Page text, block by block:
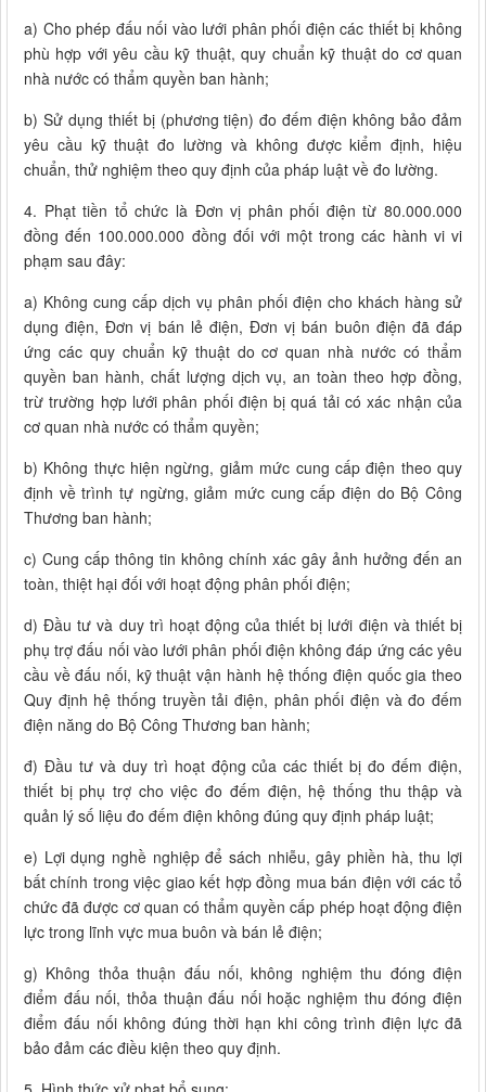
a) Cho phép đấu nối vào lưới phân phối điện các thiết bị không
phù hợp với yêu cầu kỹ thuật, quy chuẩn kỹ thuật do cơ quan
nhà nước có thẩm quyền ban hành;
b) Sử dụng thiết bị (phương tiện) đo đếm điện không bảo đảm
yêu cầu kỹ thuật đo lường và không được kiểm định, hiệu
chuẩn, thử nghiệm theo quy định của pháp luật về đo lường.
4. Phạt tiền tổ chức là Đơn vị phân phối điện từ 80.000.000
đồng đến 100.000.000 đồng đối với một trong các hành vi vi
phạm sau đây:
a) Không cung cấp dịch vụ phân phối điện cho khách hàng sử
dụng điện, Đơn vị bán lẻ điện, Đơn vị bán buôn điện đã đáp
ứng các quy chuẩn kỹ thuật do cơ quan nhà nước có thẩm
quyền ban hành, chất lượng dịch vụ, an toàn theo hợp đồng,
trừ trường hợp lưới phân phối điện bị quá tải có xác nhận của
cơ quan nhà nước có thẩm quyền;
b) Không thực hiện ngừng, giảm mức cung cấp điện theo quy
định về trình tự ngừng, giảm mức cung cấp điện do Bộ Công
Thương ban hành;
c) Cung cấp thông tin không chính xác gây ảnh hưởng đến an
toàn, thiệt hại đối với hoạt động phân phối điện;
d) Đầu tư và duy trì hoạt động của thiết bị lưới điện và thiết bị
phụ trợ đấu nối vào lưới phân phối điện không đáp ứng các yêu
cầu về đấu nối, kỹ thuật vận hành hệ thống điện quốc gia theo
Quy định hệ thống truyền tải điện, phân phối điện và đo đếm
điện năng do Bộ Công Thương ban hành;
đ) Đầu tư và duy trì hoạt động của các thiết bị đo đếm điện,
thiết bị phụ trợ cho việc đo đếm điện, hệ thống thu thập và
quản lý số liệu đo đếm điện không đúng quy định pháp luật;
e) Lợi dụng nghề nghiệp để sách nhiễu, gây phiền hà, thu lợi
bất chính trong việc giao kết hợp đồng mua bán điện với các tổ
chức đã được cơ quan có thẩm quyền cấp phép hoạt động điện
lực trong lĩnh vực mua buôn và bán lẻ điện;
g) Không thỏa thuận đấu nối, không nghiệm thu đóng điện
điểm đấu nối, thỏa thuận đấu nối hoặc nghiệm thu đóng điện
điểm đấu nối không đúng thời hạn khi công trình điện lực đã
bảo đảm các điều kiện theo quy định.